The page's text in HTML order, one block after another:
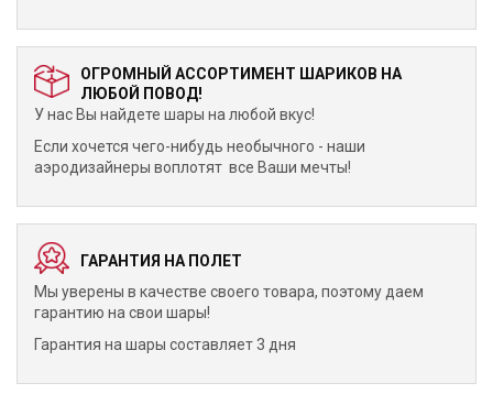
ОГРОМНЫЙ АССОРТИМЕНТ ШАРИКОВ НА
ЛЮБОЙ ПОВОД!
У нас Вы найдете шары на любой вкус!
Если хочется чего-нибудь необычного - наши
аэродизайнеры воплотят все Ваши мечты!
ГАРАНТИЯ НА ПОЛЕТ
Мы уверены в качестве своего товара, поэтому даем
гарантию на свои шары!
Гарантия на шары составляет 3 дня